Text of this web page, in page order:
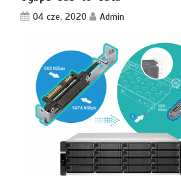
04 cze, 2020 Admin